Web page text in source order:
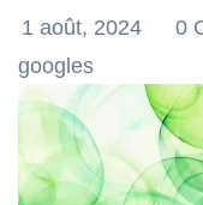
1 août, 2024 0
googles